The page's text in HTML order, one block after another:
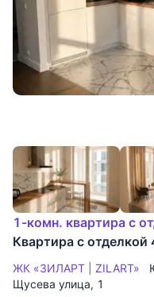
1-комн. квартира с
Квартира с
ЖК «ЗИЛАРТ | ZILART»
Щусева улица, 1